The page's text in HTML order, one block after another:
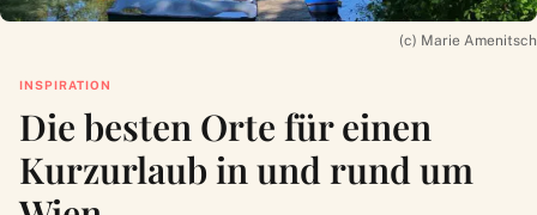
(c) Marie Amenitsch
INSPIRATION
Die besten Orte für einen
Kurzurlaub in und rund um